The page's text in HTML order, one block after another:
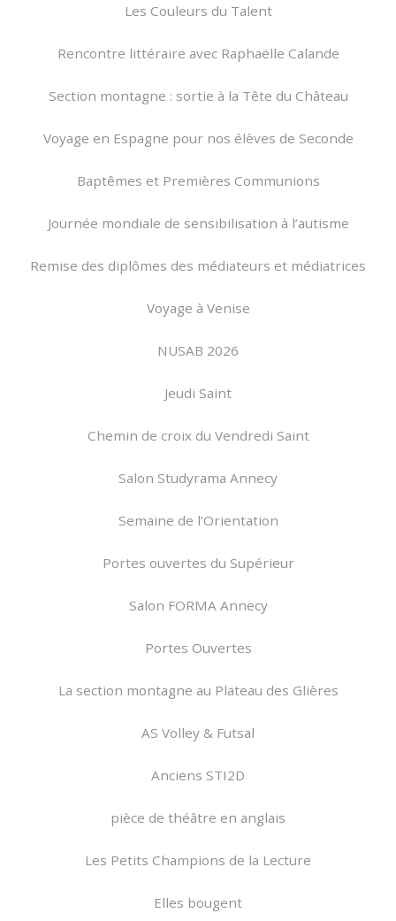
Les Couleurs du Talent
Rencontre littéraire avec Raphaëlle Calande
Section montagne : sortie à la Tête du Château
Voyage en Espagne pour nos élèves de Seconde
Baptêmes et Premières Communions
Journée mondiale de sensibilisation à l’autisme
Remise des diplômes des médiateurs et médiatrices
Voyage à Venise
NUSAB 2026
Jeudi Saint
Chemin de croix du Vendredi Saint
Salon Studyrama Annecy
Semaine de l’Orientation
Portes ouvertes du Supérieur
Salon FORMA Annecy
Portes Ouvertes
La section montagne au Plateau des Glières
AS Volley & Futsal
Anciens STI2D
pièce de théâtre en anglais
Les Petits Champions de la Lecture
Elles bougent